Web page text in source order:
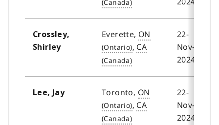
Crossley,
Shirley
Everette, ON
, CA
22-
Nov-
2024
Lee, Jay Toronto, ON
, CA
22-
Nov-
2024